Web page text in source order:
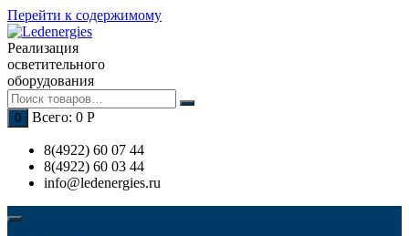
Перейти к содержимому
Реализация
осветительного
оборудования
0 Всего: 0 Р
8(4922) 60 07 44
8(4922) 60 03 44
info@ledenergies.ru